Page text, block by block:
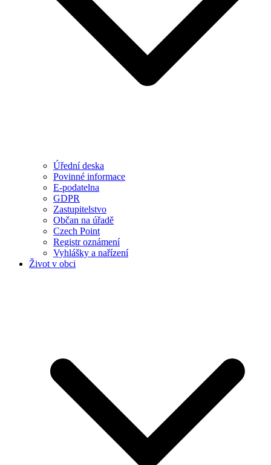
Úřední deska
Povinné informace
E-podatelna
GDPR
Zastupitelstvo
Občan na úřadě
Czech Point
Registr oznámení
Vyhlášky a nařízení
Život v obci